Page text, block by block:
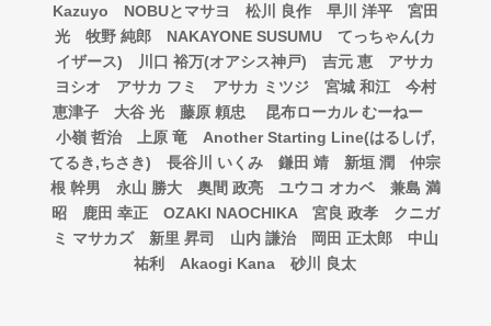
Kazuyo
NOBUとマサヨ 松川 良作 早川 洋平 宮田
光 牧野 純郎 NAKAYONE SUSUMU てっちゃん(カ
イザース) 川口 裕万(オアシス神戸) 吉元 恵 アサカ
ヨシオ アサカ フミ アサカ ミツジ 宮城 和江 今村
恵津子 大谷 光 藤原 頼忠 昆布ローカル むーねー
小嶺 哲治 上原 竜 Another Starting Line(はるしげ,
てるき,ちさき) 長谷川 いくみ 鎌田 靖 新垣 潤 仲宗
根 幹男 永山 勝大 奥間 政亮 ユウコ オカベ 兼島 満
昭 鹿田 幸正 OZAKI NAOCHIKA 宮良 政孝 クニガ
ミ マサカズ 新里 昇司 山内 謙治 岡田 正太郎 中山
祐利 Akaogi Kana 砂川 良太